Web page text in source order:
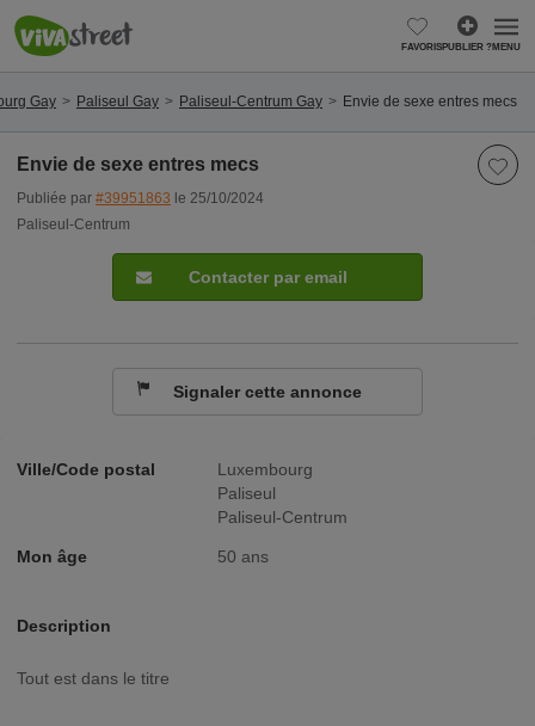
FAVORISPUBLIER ?MENU
Gay Paliseul Gay Paliseul-Centrum Gay Envie de sexe entres mecs
Envie de sexe entres mecs
Publiée par #39951863 le 25/10/2024
Paliseul-Centrum
Ville/Code postal
Luxembourg
Paliseul
Paliseul-Centrum
Mon âge 50 ans
Description
Tout est dans le titre
Contacter par email
Signaler cette annonce